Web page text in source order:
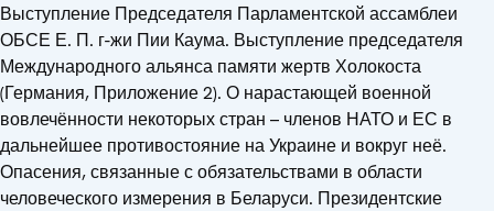
Выступление Председателя Парламентской ассамблеи
ОБСЕ Е. П. г-жи Пии Каума. Выступление председателя
Международного альянса памяти жертв Холокоста
(Германия, Приложение 2). О нарастающей военной
вовлечённости некоторых стран – членов НАТО и ЕС в
дальнейшее противостояние на Украине и вокруг неё.
Опасения, связанные с обязательствами в области
человеческого измерения в Беларуси. Президентские